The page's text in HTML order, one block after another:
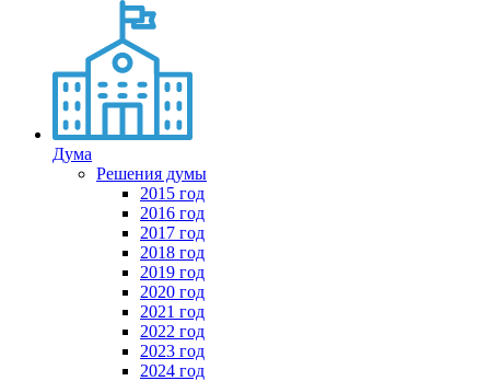
Дума
Решения думы
2015 год
2016 год
2017 год
2018 год
2019 год
2020 год
2021 год
2022 год
2023 год
2024 год